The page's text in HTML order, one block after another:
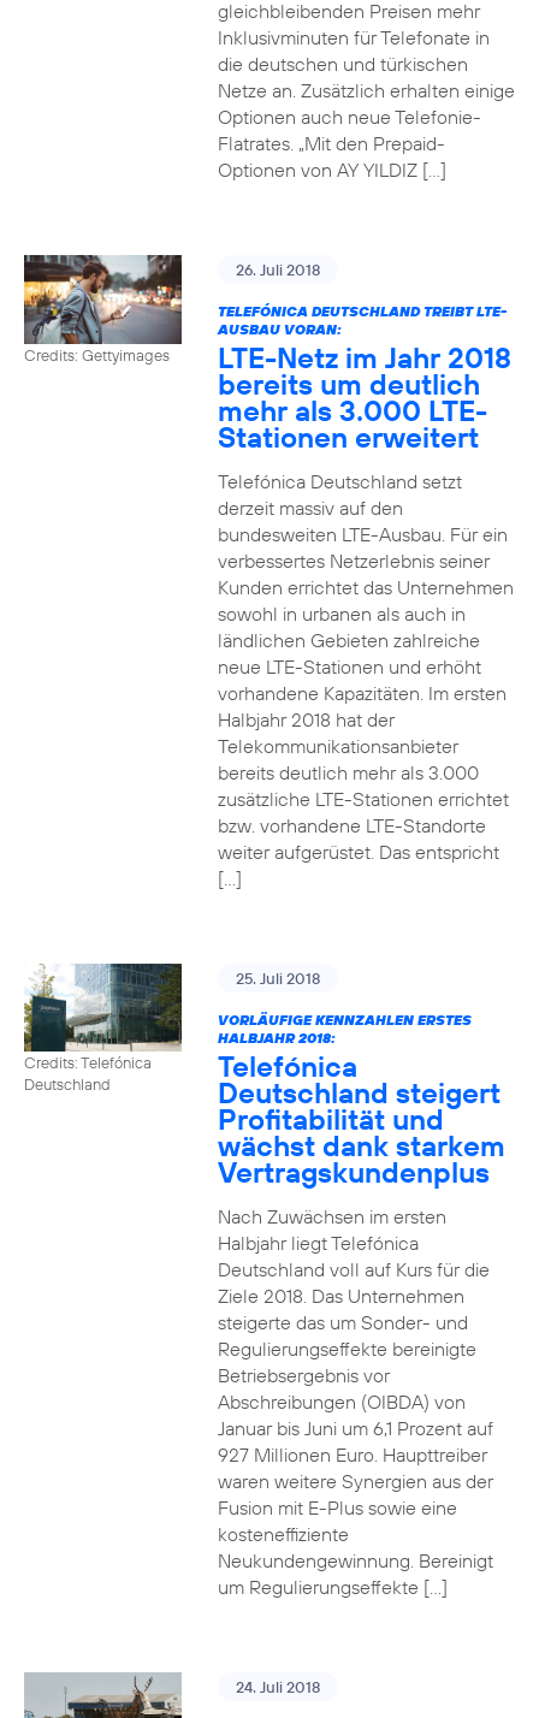
gleichbleibenden Preisen mehr
Inklusivminuten für Telefonate in
die deutschen und türkischen
Netze an. Zusätzlich erhalten einige
Optionen auch neue Telefonie-
Flatrates. „Mit den Prepaid-
Optionen von AY YILDIZ […]
Credits: Gettyimages
26. Juli 2018
TELEFÓNICA DEUTSCHLAND TREIBT LTE-
AUSBAU VORAN:
LTE-Netz im Jahr 2018
bereits um deutlich
mehr als 3.000 LTE-
Stationen erweitert
Telefónica Deutschland setzt
derzeit massiv auf den
bundesweiten LTE-Ausbau. Für ein
verbessertes Netzerlebnis seiner
Kunden errichtet das Unternehmen
sowohl in urbanen als auch in
ländlichen Gebieten zahlreiche
neue LTE-Stationen und erhöht
vorhandene Kapazitäten. Im ersten
Halbjahr 2018 hat der
Telekommunikationsanbieter
bereits deutlich mehr als 3.000
zusätzliche LTE-Stationen errichtet
bzw. vorhandene LTE-Standorte
weiter aufgerüstet. Das entspricht
[…]
Credits: Telefónica
Deutschland
25. Juli 2018
VORLÄUFIGE KENNZAHLEN ERSTES
HALBJAHR 2018:
Telefónica
Deutschland steigert
Profitabilität und
wächst dank starkem
Vertragskundenplus
Nach Zuwächsen im ersten
Halbjahr liegt Telefónica
Deutschland voll auf Kurs für die
Ziele 2018. Das Unternehmen
steigerte das um Sonder- und
Regulierungseffekte bereinigte
Betriebsergebnis vor
Abschreibungen (OIBDA) von
Januar bis Juni um 6,1 Prozent auf
927 Millionen Euro. Haupttreiber
waren weitere Synergien aus der
Fusion mit E-Plus sowie eine
kosteneffiziente
Neukundengewinnung. Bereinigt
um Regulierungseffekte […]
24. Juli 2018